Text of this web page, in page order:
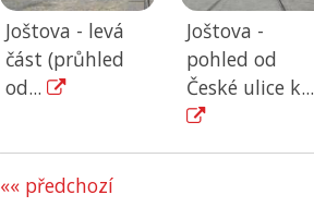
Joštova - levá
část (průhled
od...
Joštova -
pohled od
České ulice k...
«« předchozí